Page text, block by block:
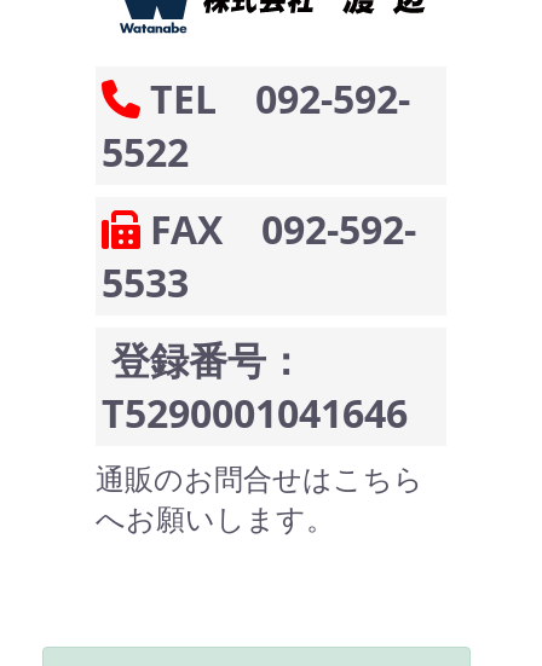
TEL 092-592-
5522
FAX 092-592-
5533
登録番号：
T5290001041646
通販のお問合せはこちら
へお願いします。